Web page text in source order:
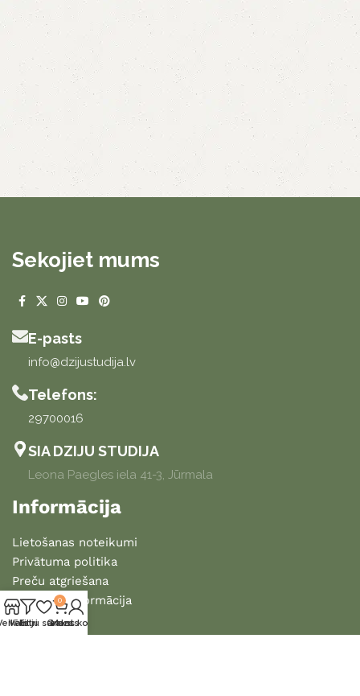
Sekojiet mums
E-pasts
info@dzijustudija.lv
Telefons:
29700016
SIA DZIJU STUDIJA
Leona Paegles iela 41-3, Jūrmala
Informācija
Lietošanas noteikumi
Privātuma politika
Preču atgriešana
Piegādes informācija
Filtri
Vēlmju saraksts
0
Grozs
Mans konts